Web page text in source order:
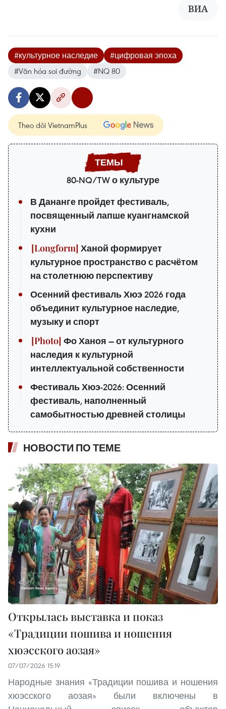
ВИА
#культурное наследие
#цифровая эпоха
#Văn hóa soi đường
#NQ 80
Theo dõi VietnamPlus
80-NQ/TW о культуре
В Дананге пройдет фестиваль,
посвященный лапше куангнамской
кухни
Ханой формирует
культурное пространство с расчётом
на столетнюю перспективу
Осенний фестиваль Хюэ 2026 года
объединит культурное наследие,
музыку и спорт
Фо Ханоя — от культурного
наследия к культурной
интеллектуальной собственности
Фестиваль Хюэ-2026: Осенний
фестиваль, наполненный
самобытностью древней столицы
НОВОСТИ ПО ТЕМЕ
Открылась выставка и показ
«Традиции пошива и ношения
хюэсского аозая»
07/07/2026 15:19
Народные знания «Традиции пошива и ношения
хюэсского аозая» были включены в